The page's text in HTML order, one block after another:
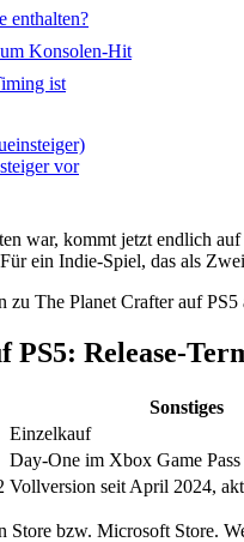
enthalten?
Konsolen-Hit
ist
vor
war, kommt jetzt endlich
ein Indie-Spiel, das als
zu The Planet Crafter auf
PS5: Release-
Sonstiges
Einzelkauf
Day-One im Xbox Game Pass
Vollversion seit April 2024,
Store bzw. Microsoft Store.